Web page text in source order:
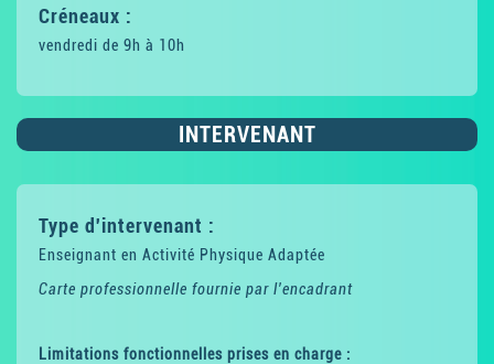
Créneaux :
vendredi de 9h à 10h
INTERVENANT
Type d'intervenant :
Enseignant en Activité Physique Adaptée
Carte professionnelle fournie par l'encadrant
Limitations fonctionnelles prises en charge :